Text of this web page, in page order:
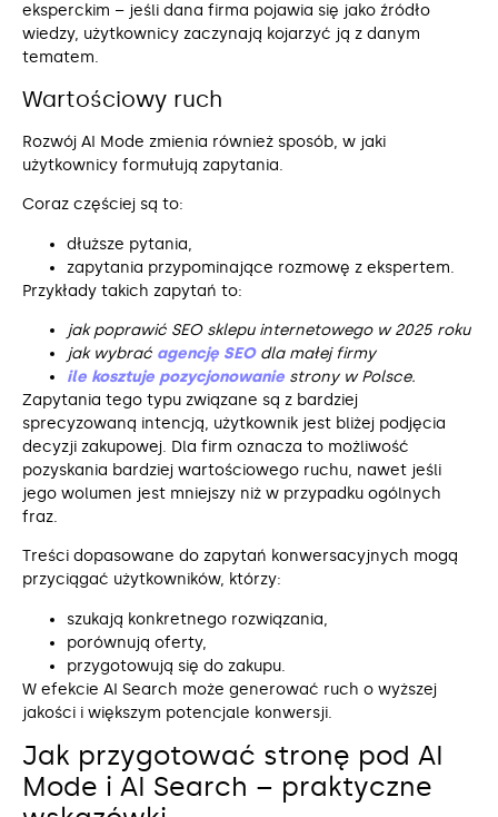
eksperckim – jeśli dana firma pojawia się jako źródło
wiedzy, użytkownicy zaczynają kojarzyć ją z danym
tematem.
Wartościowy ruch
Rozwój AI Mode zmienia również sposób, w jaki
użytkownicy formułują zapytania.
Coraz częściej są to:
dłuższe pytania,
zapytania przypominające rozmowę z ekspertem.
Przykłady takich zapytań to:
jak poprawić SEO sklepu internetowego w 2025 roku
jak wybrać agencję SEOdla małej firmy
ile kosztuje pozycjonowanie strony w Polsce.
Zapytania tego typu związane są z bardziej
sprecyzowaną intencją, użytkownik jest bliżej podjęcia
decyzji zakupowej. Dla firm oznacza to możliwość
pozyskania bardziej wartościowego ruchu, nawet jeśli
jego wolumen jest mniejszy niż w przypadku ogólnych
fraz.
Treści dopasowane do zapytań konwersacyjnych mogą
przyciągać użytkowników, którzy:
szukają konkretnego rozwiązania,
porównują oferty,
przygotowują się do zakupu.
W efekcie AI Search może generować ruch o wyższej
jakości i większym potencjale konwersji.
Jak przygotować stronę pod AI
Mode i AI Search – praktyczne